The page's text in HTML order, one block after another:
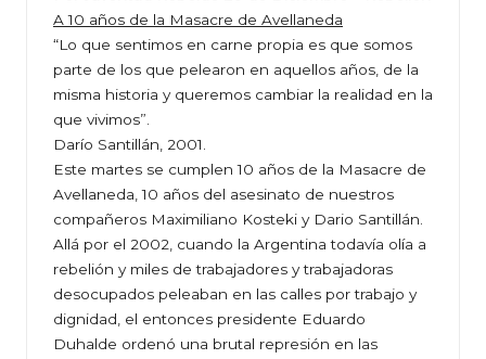
A 10 años de la Masacre de Avellaneda
“Lo que sentimos en carne propia es que somos
parte de los que pelearon en aquellos años, de la
misma historia y queremos cambiar la realidad en la
que vivimos”.
Darío Santillán, 2001.
Este martes se cumplen 10 años de la Masacre de
Avellaneda, 10 años del asesinato de nuestros
compañeros Maximiliano Kosteki y Dario Santillán.
Allá por el 2002, cuando la Argentina todavía olía a
rebelión y miles de trabajadores y trabajadoras
desocupados peleaban en las calles por trabajo y
dignidad, el entonces presidente Eduardo
Duhalde ordenó una brutal represión en las